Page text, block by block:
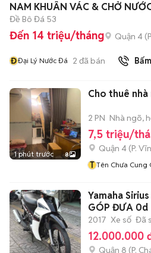
NAM KHUÂN VÁC & CHỞ
Đề Bô Đá 53
Đến 14 triệu/tháng Quận 4 (
ĐĐại Lý Nước Đá 2 đã bán
1 phút trước 8
Cho thuê
2 PN Nhà ngõ,
7,5 triệu/
Quận 4 (P.
T Tên Chưa Cung
Yamaha
GÓP ĐƯA 0d
2017 Xe số Đã
12.000.000
Quận 8 (P.